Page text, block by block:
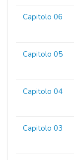
Capitolo 06
Capitolo 05
Capitolo 04
Capitolo 03